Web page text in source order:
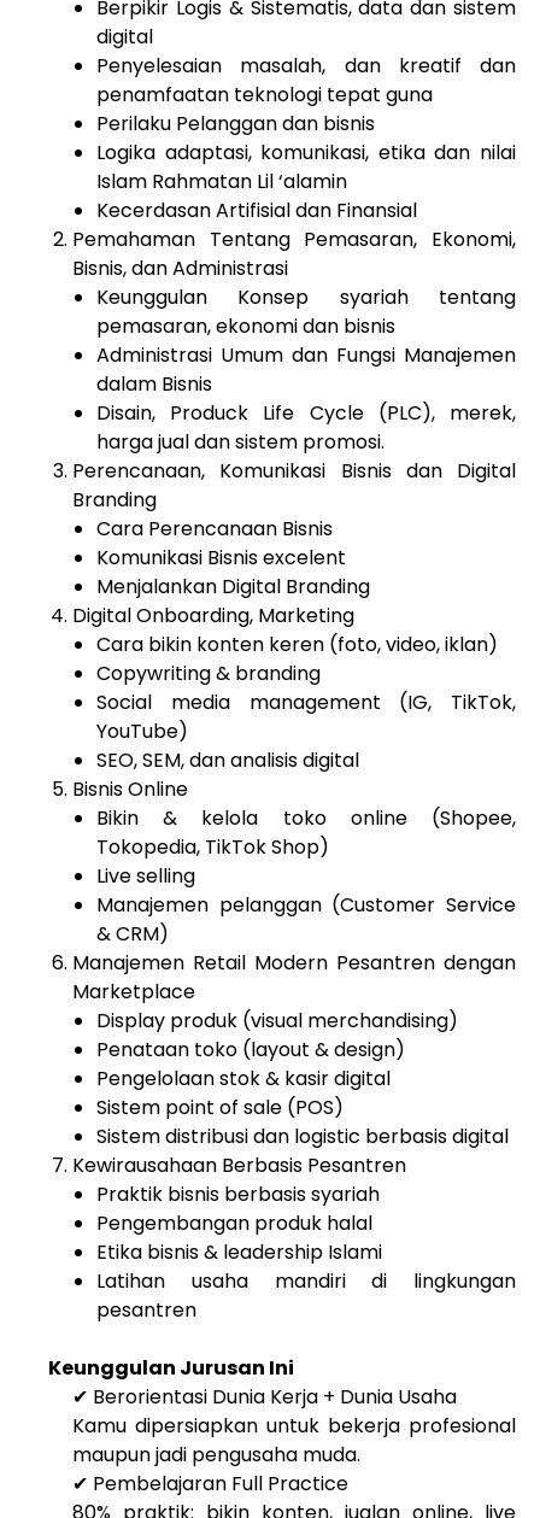
Berpikir Logis & Sistematis, data dan sistem
digital
Penyelesaian masalah, dan kreatif dan
penamfaatan teknologi tepat guna
Perilaku Pelanggan dan bisnis
Logika adaptasi, komunikasi, etika dan nilai
Islam Rahmatan Lil ‘alamin
Kecerdasan Artifisial dan Finansial
Pemahaman Tentang Pemasaran, Ekonomi,
Bisnis, dan Administrasi
Keunggulan Konsep syariah tentang
pemasaran, ekonomi dan bisnis
Administrasi Umum dan Fungsi Manajemen
dalam Bisnis
Disain, Produck Life Cycle (PLC), merek,
harga jual dan sistem promosi.
Perencanaan, Komunikasi Bisnis dan Digital
Branding
Cara Perencanaan Bisnis
Komunikasi Bisnis excelent
Menjalankan Digital Branding
Digital Onboarding, Marketing
Cara bikin konten keren (foto, video, iklan)
Copywriting & branding
Social media management (IG, TikTok,
YouTube)
SEO, SEM, dan analisis digital
Bisnis Online
Bikin & kelola toko online (Shopee,
Tokopedia, TikTok Shop)
Live selling
Manajemen pelanggan (Customer Service
& CRM)
Manajemen Retail Modern Pesantren dengan
Marketplace
Display produk (visual merchandising)
Penataan toko (layout & design)
Pengelolaan stok & kasir digital
Sistem point of sale (POS)
Sistem distribusi dan logistic berbasis digital
Kewirausahaan Berbasis Pesantren
Praktik bisnis berbasis syariah
Pengembangan produk halal
Etika bisnis & leadership Islami
Latihan usaha mandiri di lingkungan
pesantren
Keunggulan Jurusan Ini
✔ Berorientasi Dunia Kerja + Dunia Usaha
Kamu dipersiapkan untuk bekerja profesional
maupun jadi pengusaha muda.
✔ Pembelajaran Full Practice